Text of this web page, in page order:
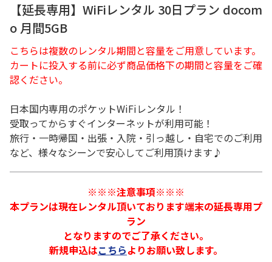
【延長専用】WiFiレンタル 30日プラン docom
o 月間5GB
こちらは複数のレンタル期間と容量をご用意しています。
カートに投入する前に必ず商品価格下の期間と容量をご確
認ください。
日本国内専用のポケットWiFiレンタル！
受取ってからすぐインターネットが利用可能！
旅行・一時帰国・出張・入院・引っ越し・自宅でのご利用
など、様々なシーンで安心してご利用頂けます♪
※※※注意事項※※※
本プランは現在レンタル頂いております端末の延長専用プ
ラン
となりますのでご了承ください。
新規申込はこちらよりお願い致します。